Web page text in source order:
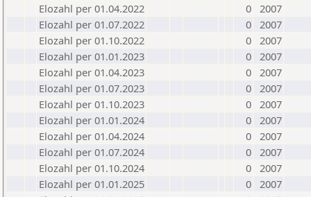
Elozahl per 01.04.2022
0 2007
Elozahl per 01.07.2022
0 2007
Elozahl per 01.10.2022
0 2007
Elozahl per 01.01.2023
0 2007
Elozahl per 01.04.2023
0 2007
Elozahl per 01.07.2023
0 2007
Elozahl per 01.10.2023
0 2007
Elozahl per 01.01.2024
0 2007
Elozahl per 01.04.2024
0 2007
Elozahl per 01.07.2024
0 2007
Elozahl per 01.10.2024
0 2007
Elozahl per 01.01.2025
0 2007